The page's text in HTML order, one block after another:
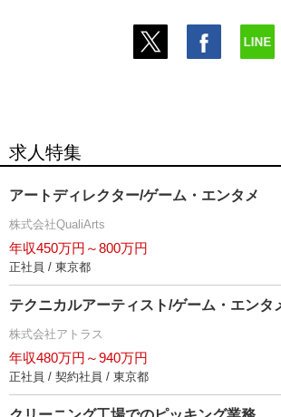
求人特集
アートディレクター/ゲーム・エンタメ
株式会社QualiArts
年収450万円～800万円
正社員 / 東京都
テクニカルアーティスト/ゲーム・エンタ
株式会社アトラス
年収480万円～940万円
正社員 / 契約社員 / 東京都